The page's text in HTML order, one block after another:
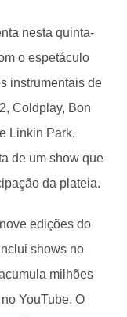
nesta quinta-
o espetáculo
instrumentais de
Coldplay, Bon
Linkin Park,
de um show que
da plateia.
edições do
shows no
milhões
YouTube. O